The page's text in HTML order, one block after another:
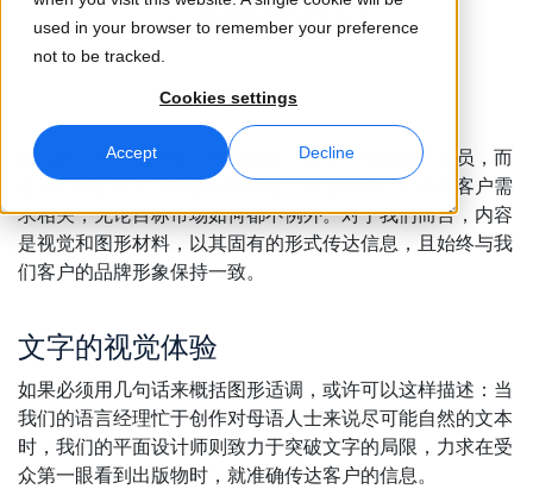
used in your browser to remember your preference
not to be tracked.
Cookies settings
Accept Decline
让故事出现在每个屏幕上
咨询与外包
触达并转化全球受众
数据服务
以可信数据增强 AI
实时语音翻译
高效大规模配音
深度指南与策略
掌握面向全球品牌的 AI 驱动翻译
提升效率、规模与质量的秘诀
新闻
地点
职业机会
自由职业合作机会
加入我们的全球网络
上，图形适调更为复杂！
我们的工作不是要取代构思和设计这些布局的创意人员，而
是识别满足客户需求的创意意图，并使图形尽可能与客户需
求相关，无论目标市场如何都不例外。对于我们而言，内容
是视觉和图形材料，以其固有的形式传达信息，且始终与我
们客户的品牌形象保持一致。
文字的视觉体验
如果必须用几句话来概括图形适调，或许可以这样描述：当
我们的语言经理忙于创作对母语人士来说尽可能自然的文本
时，我们的平面设计师则致力于突破文字的局限，力求在受
众第一眼看到出版物时，就准确传达客户的信息。